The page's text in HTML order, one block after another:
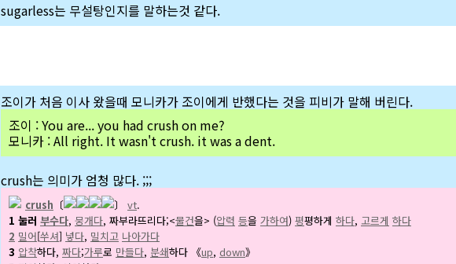
sugarless는 무설탕인지를 말하는것 같다.
조이가 처음 이사 왔을때 모니카가 조이에게 반했다는 것을 피비가 말해 버린다.
조이 : You are... you had crush on me?
모니카 : All right. It wasn't crush. it was a dent.
crush는 의미가 엄청 많다. ;;;
crush 〔 〕 vt.
1 눌러 부수다, 뭉개다, 짜부라뜨리다;<물건을> (압력 등을 가하여) 평평하게 하다, 고르게 하다
2 밀어[쑤셔] 넣다, 밀치고 나아가다
3 압착하다, 짜다;가루로 만들다, 분쇄하다 《up, down》